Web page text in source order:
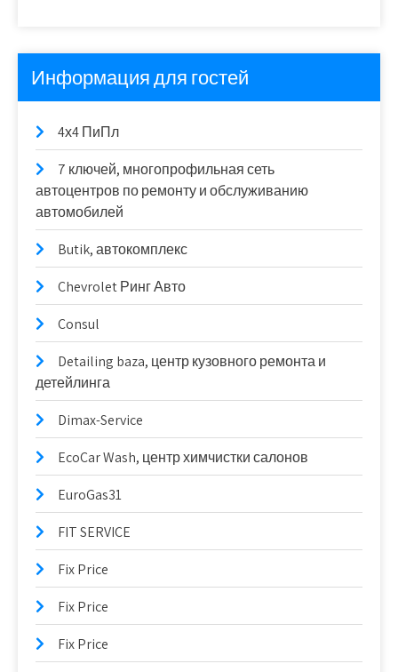
Информация для гостей
4х4 ПиПл
7 ключей, многопрофильная сеть
автоцентров по ремонту и обслуживанию
автомобилей
Butik, автокомплекс
Chevrolet Ринг Авто
Consul
Detailing baza, центр кузовного ремонта и
детейлинга
Dimax-Service
EcoCar Wash, центр химчистки салонов
EuroGas31
FIT SERVICE
Fix Price
Fix Price
Fix Price